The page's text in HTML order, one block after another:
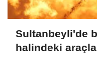
Sultanbeyli'de
halindeki